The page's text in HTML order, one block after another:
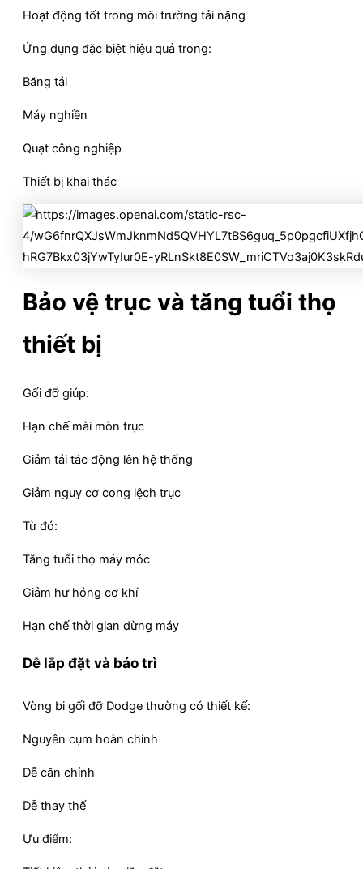
Hoạt động tốt trong môi trường tải nặng
Ứng dụng đặc biệt hiệu quả trong:
Băng tải
Máy nghiền
Quạt công nghiệp
Thiết bị khai thác
Bảo vệ trục và tăng tuổi thọ
thiết bị
Gối đỡ giúp:
Hạn chế mài mòn trục
Giảm tải tác động lên hệ thống
Giảm nguy cơ cong lệch trục
Từ đó:
Tăng tuổi thọ máy móc
Giảm hư hỏng cơ khí
Hạn chế thời gian dừng máy
Dễ lắp đặt và bảo trì
Vòng bi gối đỡ Dodge thường có thiết kế:
Nguyên cụm hoàn chỉnh
Dễ căn chỉnh
Dễ thay thế
Ưu điểm: